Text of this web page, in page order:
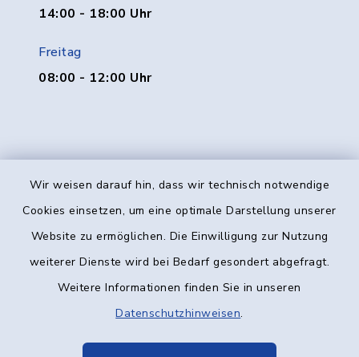
Wir weisen darauf hin, dass wir technisch notwendige
Cookies einsetzen, um eine optimale Darstellung unserer
Website zu ermöglichen. Die Einwilligung zur Nutzung
weiterer Dienste wird bei Bedarf gesondert abgefragt.
Weitere Informationen finden Sie in unseren
Datenschutzhinweisen.
14:00 - 18:00 Uhr
Freitag
08:00 - 12:00 Uhr
Kontakt
Datenschutz